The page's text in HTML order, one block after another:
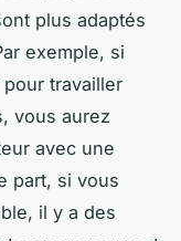
plus adaptés
exemple, si
travailler
vous aurez
avec une
part, si vous
il y a des